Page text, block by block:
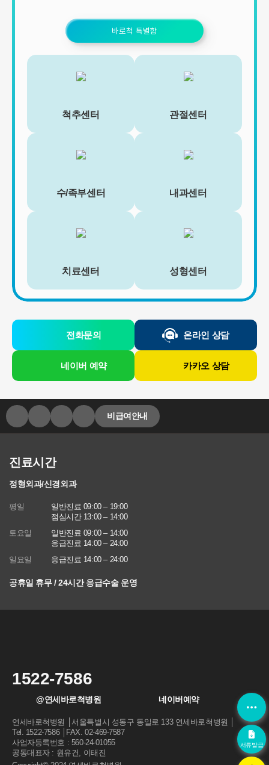
서류발급
바로척 특별함
척추센터 관절센터
수/족부센터 내과센터
치료센터 성형센터
전화문의 온라인 상담
네이버 예약 카카오 상담
비급여안내
1522-7586
@연세바로척병원 네이버예약
연세바로척병원 │서울특별시 성동구 동일로 133 연세바로척병원 │
Tel. 1522-7586 │FAX. 02-469-7587
사업자등록번호 : 560-24-01055
공동대표자 : 원유건, 이태진
진료시간
정형외과/신경외과
평일
일반진료 09:00 – 19:00
점심시간 13:00 – 14:00
토요일
일반진료 09:00 – 14:00
응급진료 14:00 – 24:00
일요일
응급진료 14:00 – 24:00
공휴일 휴무 / 24시간 응급수술 운영
• 회원의 휴대전화기 주소록 내에 저장된 제3자의 휴대전화번호 (소
셜 커뮤니티 기능이 탑재되어 있는 서비스에 한하며, 이 경우에도 제
3자의 휴대전화번호를 저장하지 않음)
호 (유료 결제 서비스를 사용하는 회원에 한함)
하는 동안 이용자의 개인정보를 계속 보유하며 서비스의 제공 등을
위해 이용합니다. 이용자의 개인정보는 원칙적으로 개인정보의 수집
및 이용목적이 달성되거나 이용자가 직접 삭제, 수정 또는 회원 탈퇴
단, 다음의 정보에 대해서는 아래의 이유로 명시한 기간 동안 보존합
규정에 의하여 보존할 필요가 있는 경우 연세바로척병원은 관계법령
에서 정한 일정한 기간 동안 회원정보를 보관합니다. 이 경우 연세바
로척병원은 보관하는 정보를 그 보관의 목적으로만 이용하며 보존기
또는 제공받은 목적이 달성된 경우에도 상법 등 법령의 규정에 의하
습니다.
- 소비자의 불만 또는 분쟁처리에 관한 기록 : 3년 (전자상거래 등에
- 신용정보의 수집/처리 및 이용 등에 관한 기록 : 3년 (신용정보의 이
용 및 보호에 관한 법률)
- 웹사이트 방문에 관한 기록 : 3개월 (통신비밀보호법)
수집일로부터 5년 혹은 상담 목적 달성시까지. 다만, 수집목적 또는
존할 필요성이 있는 경우에는 귀하의 개인정보를 보유할 수 있습니
- 소비자의 불만 또는 분쟁처리에 관한 기록 : 3년 (전자상거래 등에
용 및 보호에 관한 법률)
- 본인확인에 관한 기록: 6개월(정보통신망 이용촉진 및 정보보호 등
■ 동의를 거부할 권리가 있다는 사실과 동의 거부에 따른 불이익 내
용
회원은 연세바로척병원에서 수집하는 개인정보에 대해 동의를 거부
할 권리가 있으며 동의 거부 시에는 회원 가입, 진료 예약, 게시판 이
용 등의 서비스가 제한됩니다.
※ 위 개인정보는 연세바로척병원에서 제공하는 서비스를 이용하기
하실 수 있습니다